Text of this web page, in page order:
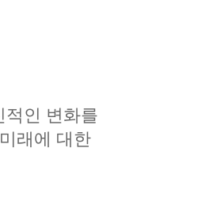
적인 변화를
래에 대한